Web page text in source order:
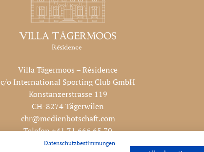
Villa Tägermoos – Résidence
c/o International Sporting Club GmbH
Konstanzerstrasse 119
CH-8274 Tägerwilen
chr@medienbotschaft.com
Telefon +41 71 666 65 70
Mobil +49 172 786 27 83
Datenschutzbestimmungen